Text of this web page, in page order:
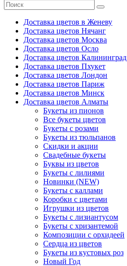
Доставка цветов в Женеву
Доставка цветов Нячанг
Доставка цветов Москва
Доставка цветов Осло
Доставка цветов Калининград
Доставка цветов Пхукет
Доставка цветов Лондон
Доставка цветов Париж
Доставка цветов Минск
Доставка цветов Алматы
Букеты из пионов
Все букеты цветов
Букеты с розами
Букеты из тюльпанов
Скидки и акции
Свадебные букеты
Буквы из цветов
Букеты с лилиями
Новинки (NEW)
Букеты с каллами
Коробки с цветами
Игрушки из цветов
Букеты с лизиантусом
Букеты с хризантемой
Композиции с орхидеей
Сердца из цветов
Букеты из кустовых роз
Новый Год